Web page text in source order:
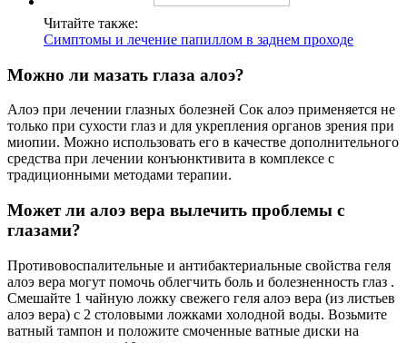
Читайте также:
Симптомы и лечение папиллом в заднем проходе
Можно ли мазать глаза алоэ?
Алоэ при лечении глазных болезней Сок алоэ применяется не
только при сухости глаз и для укрепления органов зрения при
миопии. Можно использовать его в качестве дополнительного
средства при лечении конъюнктивита в комплексе с
традиционными методами терапии.
Может ли алоэ вера вылечить проблемы с
глазами?
Противовоспалительные и антибактериальные свойства геля
алоэ вера могут помочь облегчить боль и болезненность глаз .
Смешайте 1 чайную ложку свежего геля алоэ вера (из листьев
алоэ вера) с 2 столовыми ложками холодной воды. Возьмите
ватный тампон и положите смоченные ватные диски на